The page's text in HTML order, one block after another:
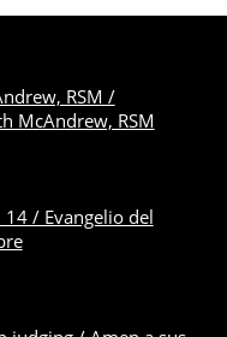
RSM /
McAndrew, RSM
14 / Evangelio del